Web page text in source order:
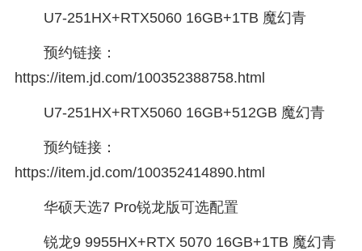
U7-251HX+RTX5060 16GB+1TB 魔幻青
预约链接：
https://item.jd.com/100352388758.html
U7-251HX+RTX5060 16GB+512GB 魔幻青
预约链接：
https://item.jd.com/100352414890.html
华硕天选7 Pro锐龙版可选配置
锐龙9 9955HX+RTX 5070 16GB+1TB 魔幻青